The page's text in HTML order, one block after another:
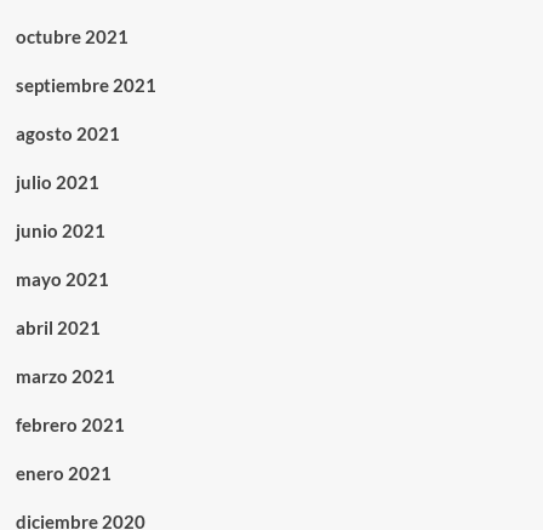
octubre 2021
septiembre 2021
agosto 2021
julio 2021
junio 2021
mayo 2021
abril 2021
marzo 2021
febrero 2021
enero 2021
diciembre 2020